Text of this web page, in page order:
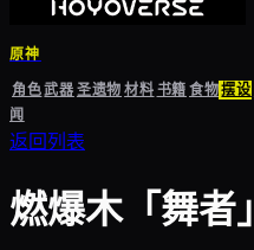
原神
角色武器圣遗物材料书籍食物摆设
闻
返回列表
燃爆木「舞者